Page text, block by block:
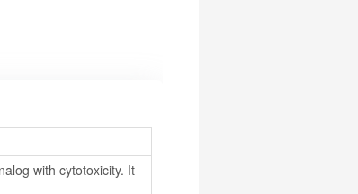
with cytotoxicity. It